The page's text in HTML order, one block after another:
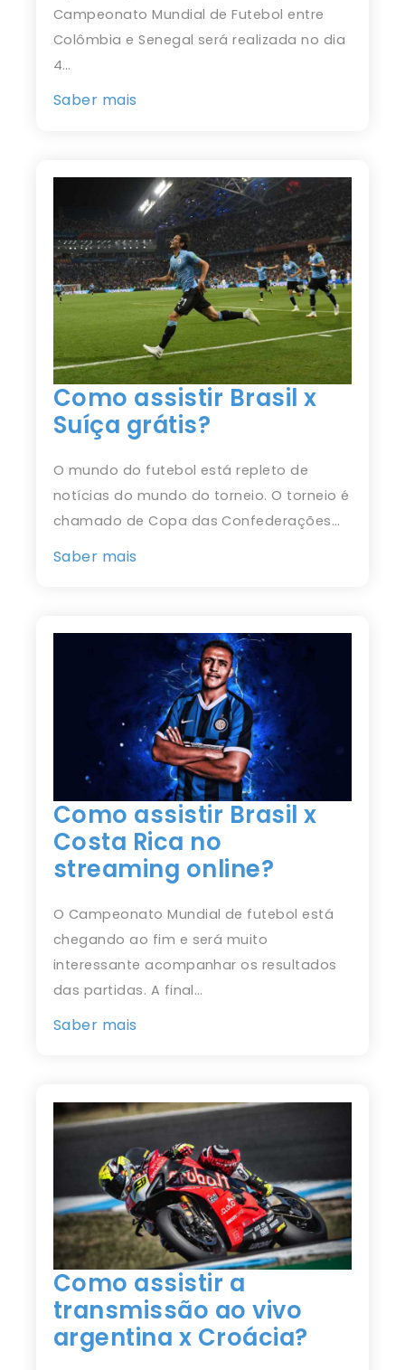
Campeonato Mundial de Futebol entre
Colômbia e Senegal será realizada no dia
4…
Saber mais
Como assistir Brasil x
Suíça grátis?
O mundo do futebol está repleto de
notícias do mundo do torneio. O torneio é
chamado de Copa das Confederações…
Saber mais
Como assistir Brasil x
Costa Rica no
streaming online?
O Campeonato Mundial de futebol está
chegando ao fim e será muito
interessante acompanhar os resultados
das partidas. A final…
Saber mais
Como assistir a
transmissão ao vivo
argentina x Croácia?